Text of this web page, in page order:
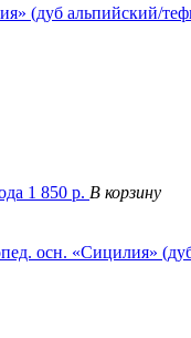
(дуб альпийский/
1 850 р. В корзину
осн. «Сицилия»